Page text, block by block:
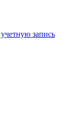
учетную запись